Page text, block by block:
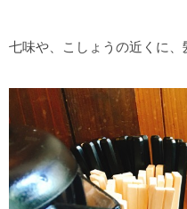
七味や、こしょうの近くに、